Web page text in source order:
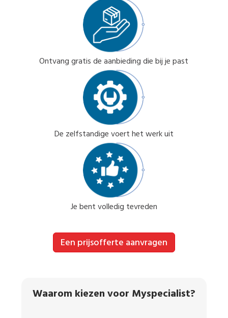
Ontvang gratis de aanbieding die bij je past
De zelfstandige voert het werk uit
Je bent volledig tevreden
Een prijsofferte aanvragen
Waarom kiezen voor Myspecialist?